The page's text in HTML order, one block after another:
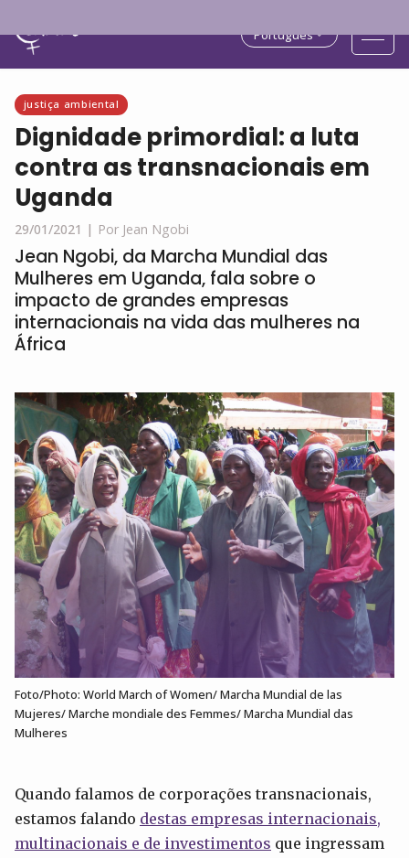
Português
justiça ambiental
Dignidade primordial: a luta
contra as transnacionais em
Uganda
29/01/2021 | Por Jean Ngobi
Jean Ngobi, da Marcha Mundial das
Mulheres em Uganda, fala sobre o
impacto de grandes empresas
internacionais na vida das mulheres na
África
Foto/Photo: World March of Women/ Marcha Mundial de las
Mujeres/ Marche mondiale des Femmes/ Marcha Mundial das
Mulheres
Quando falamos de corporações transnacionais,
estamos falando destas empresas internacionais,
multinacionais e de investimentos que ingressam